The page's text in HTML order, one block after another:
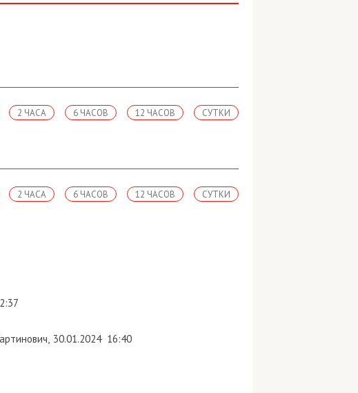
СУТКИ
12 ЧАСОВ
6 ЧАСОВ
2 ЧАСА
СУТКИ
12 ЧАСОВ
6 ЧАСОВ
2 ЧАСА
30.01.2024 16:40